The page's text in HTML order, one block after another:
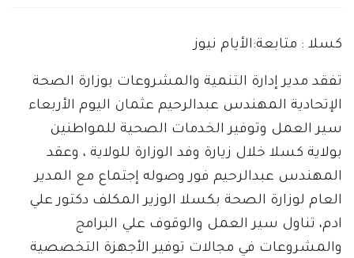
كسلا : متابعة:الأيام نيوز
تفقد مدير إدارة التنمية والمشروعات بوزارة الصحة
الإتحادية المهندس عبدالرحيم عثمان اليوم الأربعاء
سير العمل وتوفير الخدمات الصحية للمواطنين
بولاية كسلا خلال زيارة وفد الوزارة للولاية ، وعقد
المهندس عبدالرحيم فور وصوله إجتماع مع المدير
العام لوزارة الصحة بكسلا الوزير المكلف دكتور علي
ادم، تناول سير العمل والوقوف علي البرامج
والمشروعات في مجالات توفير الأجهزة التخصصية